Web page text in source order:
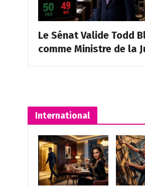
Le Sénat Valide Todd
comme Ministre de la
International